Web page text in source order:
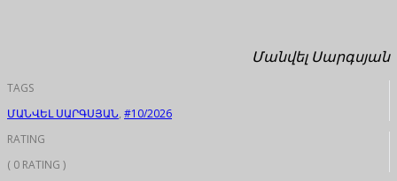
Մանվել Սարգսյան
TAGS
ՄԱՆՎԵԼ ՍԱՐԳՍՅԱՆ, #10/2026
RATING
( 0 RATING )